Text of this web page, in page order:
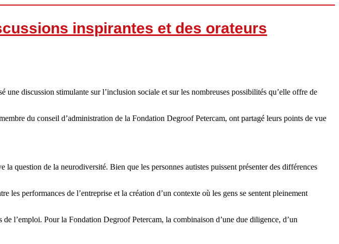
inspirantes et des orateurs
discussion stimulante sur l’inclusion sociale et sur les nombreuses possibilités qu’elle offre de
du conseil d’administration de la Fondation Degroof Petercam, ont partagé leurs points de vue
question de la neurodiversité. Bien que les personnes autistes puissent présenter des différences
les performances de l’entreprise et la création d’un contexte où les gens se sentent pleinement
l’emploi. Pour la Fondation Degroof Petercam, la combinaison d’une due diligence, d’un